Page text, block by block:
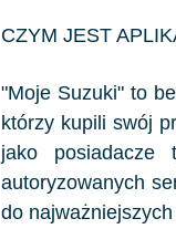
CZYM JEST
"Moje Suzuki" to
którzy kupili swój
jako posiadacze
autoryzowanych
do